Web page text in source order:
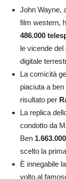
John Wayne,
film western,
486.000
le vicende
digitale
La comicità
piaciuta a ben
risultato per
La replica
condotto da
Ben
scelto la
È innegabile
volto al